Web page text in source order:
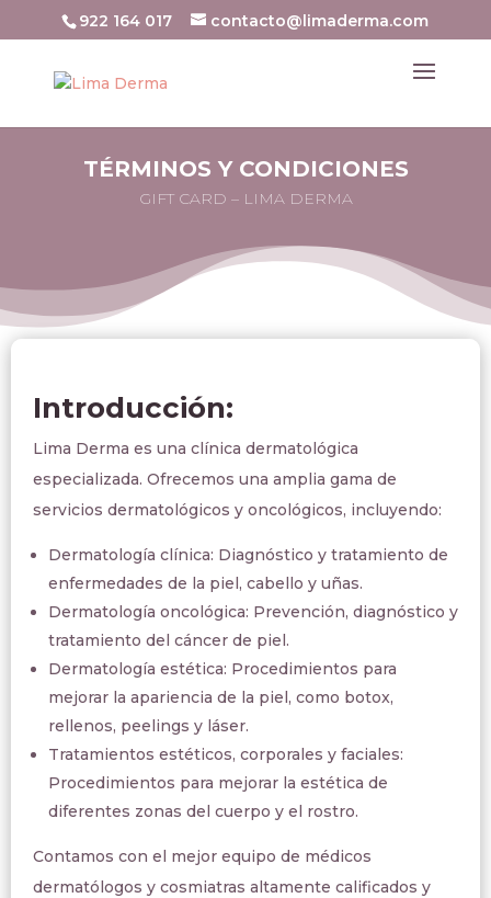
922 164 017 contacto@limaderma.com
TÉRMINOS Y CONDICIONES
GIFT CARD – LIMA DERMA
Introducción:
Lima Derma es una clínica dermatológica
especializada. Ofrecemos una amplia gama de
servicios dermatológicos y oncológicos, incluyendo:
Dermatología clínica: Diagnóstico y tratamiento de
enfermedades de la piel, cabello y uñas.
Dermatología oncológica: Prevención, diagnóstico y
tratamiento del cáncer de piel.
Dermatología estética: Procedimientos para
mejorar la apariencia de la piel, como botox,
rellenos, peelings y láser.
Tratamientos estéticos, corporales y faciales:
Procedimientos para mejorar la estética de
diferentes zonas del cuerpo y el rostro.
Contamos con el mejor equipo de médicos
dermatólogos y cosmiatras altamente calificados y